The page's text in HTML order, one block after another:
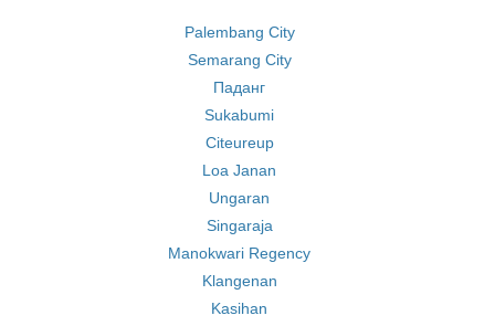
Palembang City
Semarang City
Паданг
Sukabumi
Citeureup
Loa Janan
Ungaran
Singaraja
Manokwari Regency
Klangenan
Kasihan